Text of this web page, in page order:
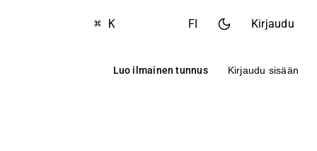
⌘ K FI Kirjaudu
Luo ilmainen tunnus Kirjaudu sisään